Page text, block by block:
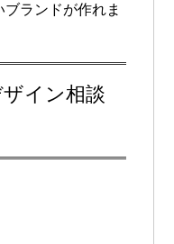
ランドが作れま
イン相談